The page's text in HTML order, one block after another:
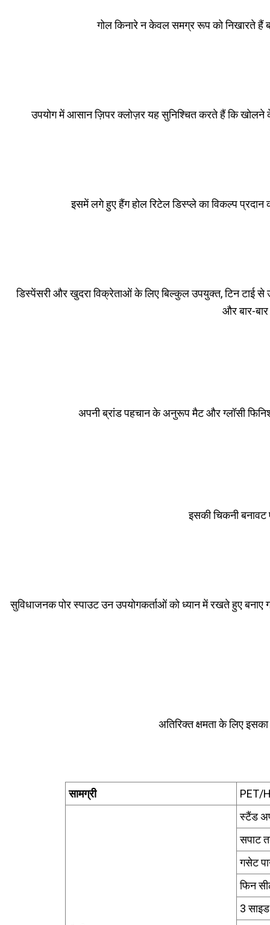
गोल किनारे न केवल समग्र रूप को निखारते
उपयोग में आसान ज़िपर क्लोज़र यह सुनिश्चित करते हैं कि खोलने के
इसमें लगे हुए हैंग होल रिटेल डिस्प्ले का विकल्प
डिस्पेंसरी और खुदरा विक्रेताओं के लिए बिल्कुल उपयुक्त, टिन टाई से
और बार-
अपनी ब्रांड पहचान के अनुरूप मैट और ग्लॉसी
इसकी चिकनी
सुविधाजनक पोर स्पाउट उन उपयोगकर्ताओं को ध्यान में रखते हुए बनाए
अतिरिक्त क्षमता के लिए
सामग्री PET/
स्टैंड
सपाट
गसेट
फिन
3